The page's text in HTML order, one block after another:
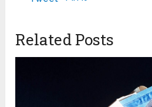
Related Posts